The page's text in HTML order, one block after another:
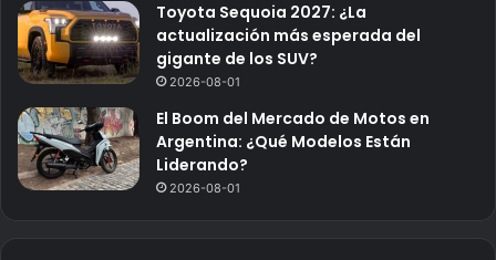
Toyota Sequoia 2027: ¿La
actualización más esperada del
gigante de los SUV?
2026-08-01
El Boom del Mercado de Motos en
Argentina: ¿Qué Modelos Están
Liderando?
2026-08-01